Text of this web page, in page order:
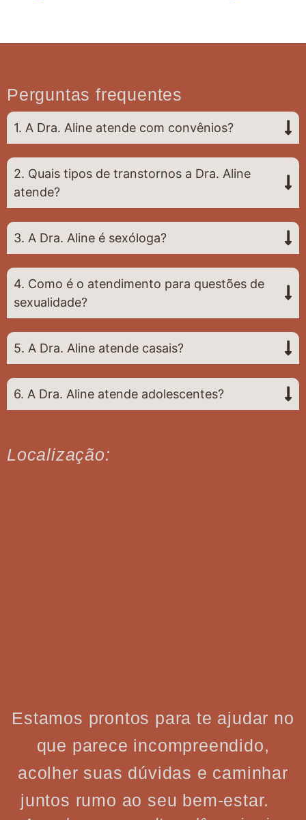
Perguntas frequentes
1. A Dra. Aline atende com convênios?
2. Quais tipos de transtornos a Dra. Aline
atende?
3. A Dra. Aline é sexóloga?
4. Como é o atendimento para questões de
sexualidade?
5. A Dra. Aline atende casais?
6. A Dra. Aline atende adolescentes?
Localização:
Estamos prontos para te ajudar no
que parece incompreendido,
acolher suas dúvidas e caminhar
juntos rumo ao seu bem-estar.